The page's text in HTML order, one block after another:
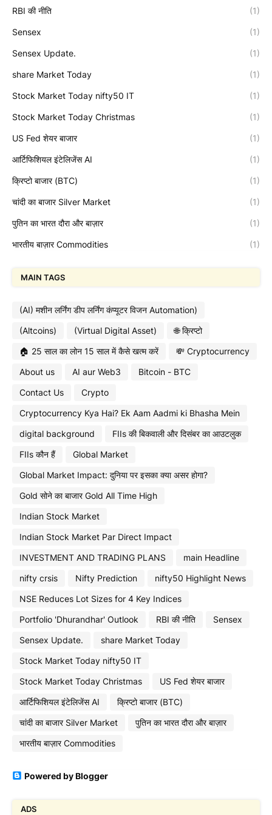
RBI की नीति (1)
Sensex (1)
Sensex Update. (1)
share Market Today (1)
Stock Market Today nifty50 IT (1)
Stock Market Today Christmas (1)
US Fed शेयर बाजार (1)
आर्टिफिशियल इंटेलिजेंस AI (1)
क्रिप्टो बाजार (BTC) (1)
चांदी का बाजार Silver Market (1)
पुतिन का भारत दौरा और बाज़ार (1)
भारतीय बाज़ार Commodities (1)
MAIN TAGS
(AI) मशीन लर्निंग डीप लर्निंग कंप्यूटर विजन Automation)
(Altcoins)
(Virtual Digital Asset)
🌐 क्रिप्टो
🏠 25 साल का लोन 15 साल में कैसे खत्म करें
💸 Cryptocurrency
About us
AI aur Web3
Bitcoin - BTC
Contact Us
Crypto
Cryptocurrency Kya Hai? Ek Aam Aadmi ki Bhasha Mein
digital background
FIIs की बिकवाली और दिसंबर का आउटलुक
FIIs कौन हैं
Global Market
Global Market Impact: दुनिया पर इसका क्या असर होगा?
Gold सोने का बाजार Gold All Time High
Indian Stock Market
Indian Stock Market Par Direct Impact
INVESTMENT AND TRADING PLANS
main Headline
nifty crsis
Nifty Prediction
nifty50 Highlight News
NSE Reduces Lot Sizes for 4 Key Indices
Portfolio 'Dhurandhar' Outlook
RBI की नीति
Sensex
Sensex Update.
share Market Today
Stock Market Today nifty50 IT
Stock Market Today Christmas
US Fed शेयर बाजार
आर्टिफिशियल इंटेलिजेंस AI
क्रिप्टो बाजार (BTC)
चांदी का बाजार Silver Market
पुतिन का भारत दौरा और बाज़ार
भारतीय बाज़ार Commodities
Powered by Blogger
ADS